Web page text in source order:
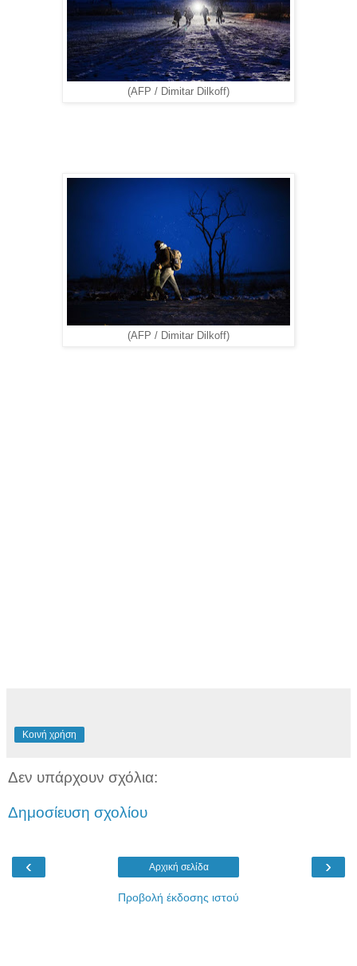
(AFP / Dimitar Dilkoff)
(AFP / Dimitar Dilkoff)
Κοινή χρήση
Δεν υπάρχουν σχόλια:
Δημοσίευση σχολίου
‹ ›
Αρχική σελίδα
Προβολή έκδοσης ιστού